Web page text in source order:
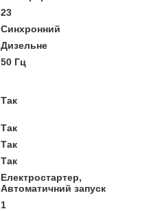
23
Синхронний
Дизельне
50 Гц
Так
Так
Так
Так
Електростартер,
Автоматичний запуск
1